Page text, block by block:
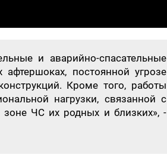
и аварийно-спасательные
постоянной угрозе
Кроме того, работы
нагрузки, связанной с
ЧС их родных и близких», -